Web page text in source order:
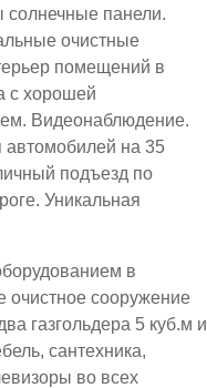
солнечные панели.
очистные
помещений в
с хорошей
Видеонаблюдение.
автомобилей на 35
подъезд по
Уникальная
в
очистное сооружение
газгольдера 5 куб.м и
сантехника,
во всех